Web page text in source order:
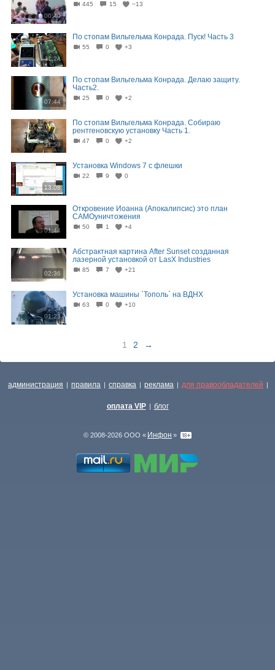
00:40
445 15 −13
11:24
По стопам Вильгельма Конрада. Пуск! Часть 3
55 0 +3
07:44
По стопам Вильгельма Конрада. Делаю защиту.
Часть2.
25 0 +2
11:59
По стопам Вильгельма Конрада. Собираю
рентгеновскую установку Часть 1.
47 0 +2
13:08
Установка Windows 7 с флешки
22 9 0
01:44
Откровение Иоанна (Апокалипсис) это план
САМОуничтожения
50 1 +4
02:36
Абстрактная картина After Sunset созданная
лазерной установкой от LasX Industries
85 7 +21
01:21
Установка машины `Тополь` на ВДНХ
63 0 +10
1 2 →
администрация | правила | справка | реклама | для правообладателей |
оплата VIP | блог
© 2008-2026 ООО « Инфон »